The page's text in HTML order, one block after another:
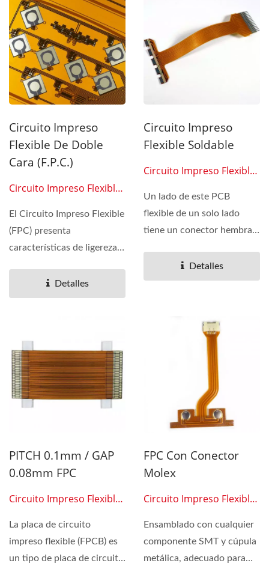
Circuito Impreso
Flexible De Doble
Cara (F.P.C.)
Circuito Impreso Flexible
El Circuito Impreso Flexible
(FPC) presenta
características de ligereza,
Detalles
Circuito Impreso
Flexible Soldable
Circuito Impreso Flexible
Un lado de este PCB
flexible de un solo lado
tiene un conector hembra
Detalles
PITCH 0.1mm / GAP
0.08mm FPC
Circuito Impreso Flexible
La placa de circuito
impreso flexible (FPCB) es
un tipo de placa de circuito
FPC Con Conector
Molex
Circuito Impreso Flexible
Ensamblado con cualquier
componente SMT y cúpula
metálica, adecuado para